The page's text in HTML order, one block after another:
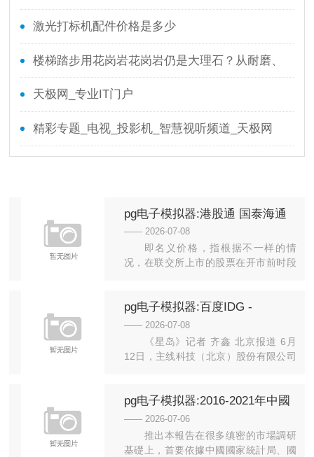
回应了！
激光打标机配件价格是多少
楼梯踏步用花岗岩花岗岩仍是大理石？从耐磨、
防滑、本钱全面剖析
天极网_专业IT门户
精彩专题_电视_投影机_智慧视听频道_天极网
pg电子模拟器:港股通 国泰海通
证券官方网站
—— 2026-07-08
即名义价格，指根据不一样的情
况，在联交所上市的股票在开市前时段
pg电子模拟器:百度IDG -
OFweek智能汽车网
—— 2026-07-08
《星岛》记者 齐鑫 北京报道 6月
12日，主线科技（北京）股份有限公司
pg电子模拟器:2016-2021年中國
藥材破坏機市場远景及投資發展
戰略研讨報告
—— 2026-07-06
推出本報告在很多缜密的市場調研
基礎上，首要依據中國國家統計局、國